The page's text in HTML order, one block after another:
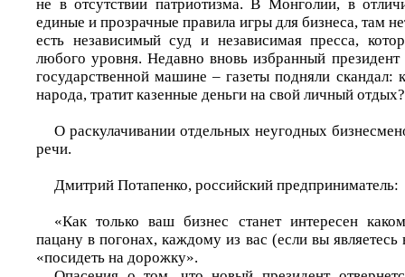
не в отсутствии патриотизма. В Монголии, в
единые и прозрачные правила игры для бизнеса, там
есть независимый суд и независимая пресса,
любого уровня. Недавно вновь избранный
государственной машине – газеты подняли скандал:
народа, тратит казенные деньги на свой личный отдых?
О раскулачивании отдельных неугодных
речи.
Дмитрий Потапенко, российский предприниматель:
«Как только ваш бизнес станет интересен
пацану в погонах, каждому из вас (если вы
«посидеть на дорожку».